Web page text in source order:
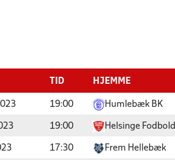
TID HJEMME
19:00 Humlebæk BK
19:00 Helsinge Fodbold
17:30 Frem Hellebæk